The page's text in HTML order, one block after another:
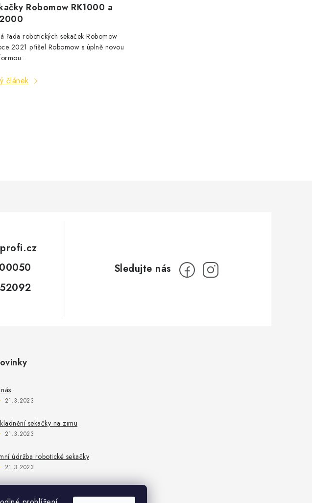
Robomow RK1000 a
řada robotických sekaček Robomow
2021 přišel Robomow s úplně novou
článek
21.3.2023
sekačky na zimu
21.3.2023
údržba robotické sekačky
21.3.2023